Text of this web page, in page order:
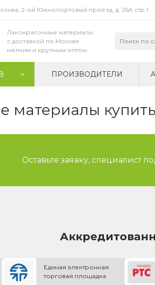
2-ой Южнопортовый проезд, д. 26A стр.1
Лакокрасочные материалы
с доставкой по Москве
мелким и крупным оптом
ПРОИЗВОДИТЕЛИ
материалы
Оставьте заявку, специалист
Единая электронная
торговая площадка